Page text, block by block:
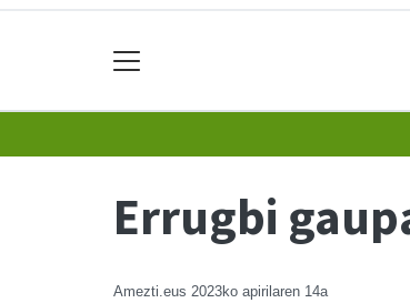
Errugbi
Amezti.eus 2023ko apirilaren 14a